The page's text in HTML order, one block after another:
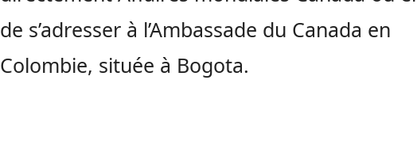
de s’adresser à l’Ambassade du Canada en
Colombie, située à Bogota.